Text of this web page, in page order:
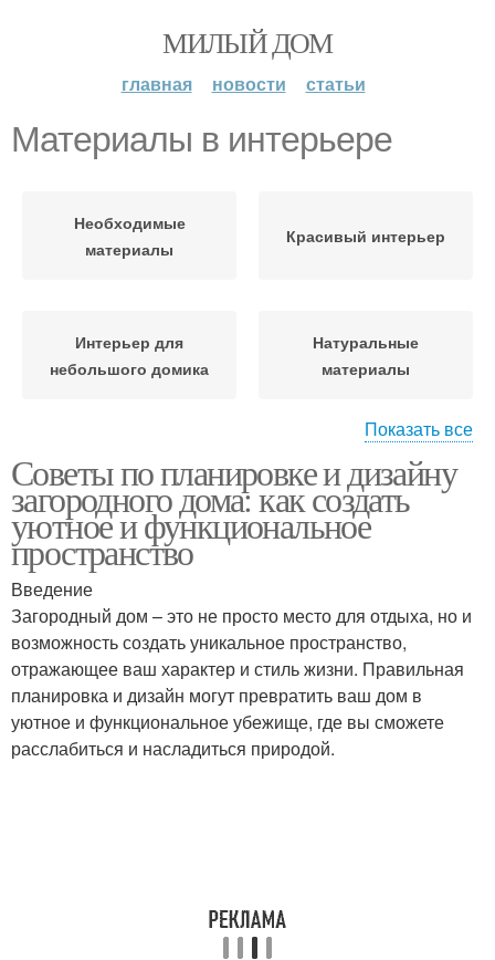
МИЛЫЙ ДОМ
главная новости статьи
Материалы в интерьере
Необходимые
материалы
Красивый интерьер
Интерьер для
небольшого домика
Натуральные
материалы
материалы
Акценты в интерьере
Эстетика в интерьере
Схема для интерьера Мебель для интерьера
Показать все
Советы по планировке и дизайну
загородного дома: как создать
уютное и функциональное
пространство
Введение
Загородный дом – это не просто место для отдыха, но и
возможность создать уникальное пространство,
отражающее ваш характер и стиль жизни. Правильная
планировка и дизайн могут превратить ваш дом в
уютное и функциональное убежище, где вы сможете
расслабиться и насладиться природой.